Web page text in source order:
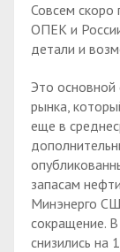
Совсем скоро
ОПЕК и
детали и
Это
рынка,
еще в
запасам
Минэнерго
сокращение.
снизились на